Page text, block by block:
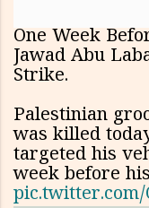
One Week
Jawad Abu
Strike.
Palestinian
was killed
targeted his
week before
pic.twitter.com/